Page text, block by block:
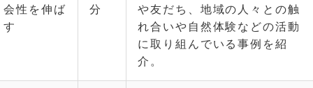
会性を伸ば
す
分
や友だち、地域の人々との触
れ合いや自然体験などの活動
に取り組んでいる事例を紹
介。